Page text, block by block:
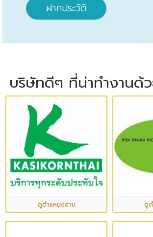
ฝากประวัติ
บริษัทดีๆ ที่น่าทำงานด้
ดูตำแหน่งงาน ดู